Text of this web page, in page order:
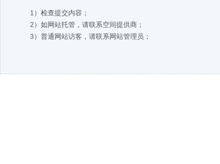
1）检查提交内容；
2）如网站托管，请联系空间提供商；
3）普通网站访客，请联系网站管理员；